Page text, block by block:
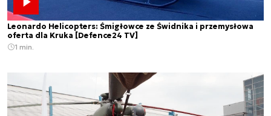
Leonardo Helicopters: Śmigłowce ze Świdnika i przemysłowa
oferta dla Kruka [Defence24 TV]
1 min.